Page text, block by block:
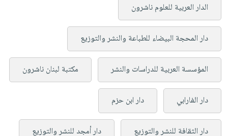
الدار العربية للعلوم ناشرون
دار المحجة البيضاء للطباعة والنشر والتوزيع
المؤسسة العربية للدراسات والنشر مكتبة لبنان ناشرون
دار الفارابي دار ابن حزم
دار الثقافة للنشر والتوزيع دار أمجد للنشر والتوزيع